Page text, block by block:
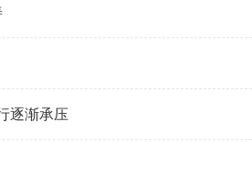
逐渐承压